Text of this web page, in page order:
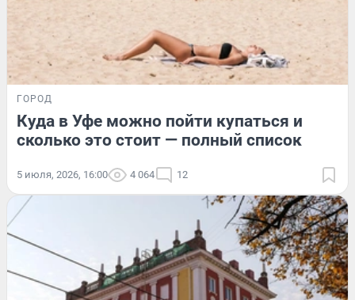
ГОРОД
Куда в Уфе можно пойти купаться и
сколько это стоит — полный список
5 июля, 2026, 16:00 4 064 12